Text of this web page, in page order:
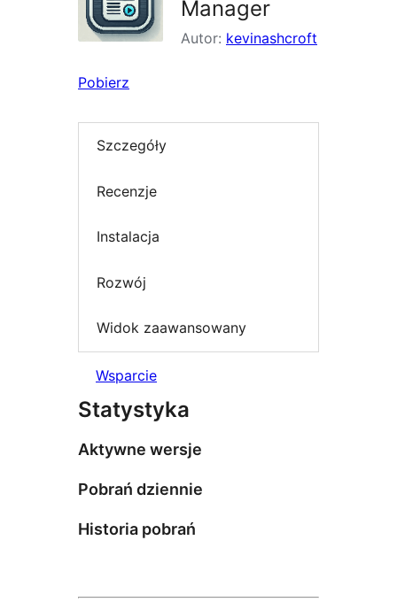
Manager
Autor: kevinashcroft
Pobierz
Szczegóły
Recenzje
Instalacja
Rozwój
Widok zaawansowany
Wsparcie
Statystyka
Aktywne wersje
Pobrań dziennie
Historia pobrań